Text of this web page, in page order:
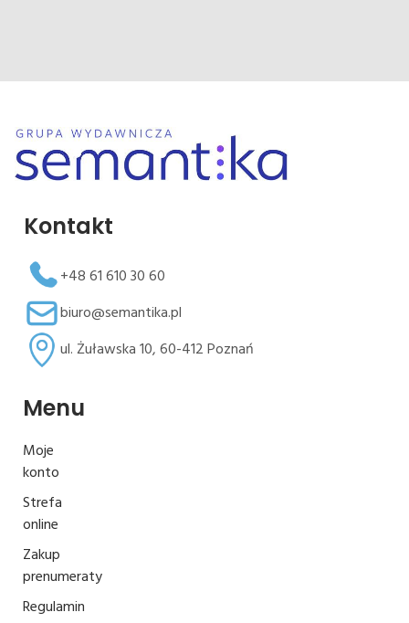
Kontakt
+48 61 610 30 60
biuro@semantika.pl
ul. Żuławska 10, 60-412 Poznań
Menu
Moje
konto
Strefa
online
Zakup
prenumeraty
Regulamin